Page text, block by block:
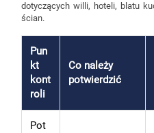
dotyczących willi, hoteli, blatu
ścian.
Pun
kt
kont
roli
Co należy
potwierdzić
Pot